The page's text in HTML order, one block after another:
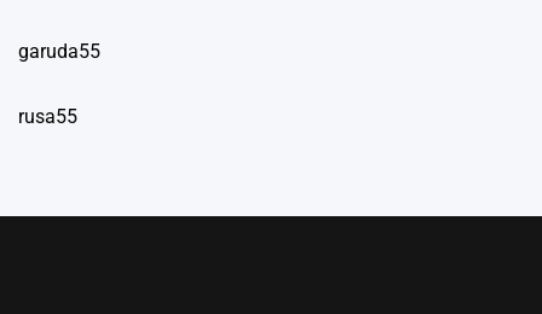
garuda55
rusa55